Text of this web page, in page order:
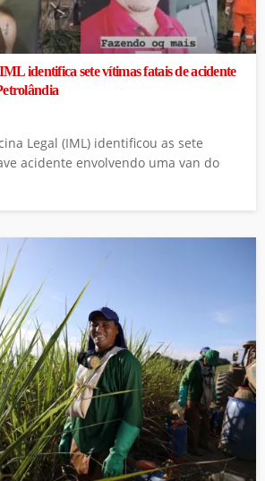
identifica sete vítimas fatais de acidente
Legal (IML) identificou as sete
acidente envolvendo uma van do